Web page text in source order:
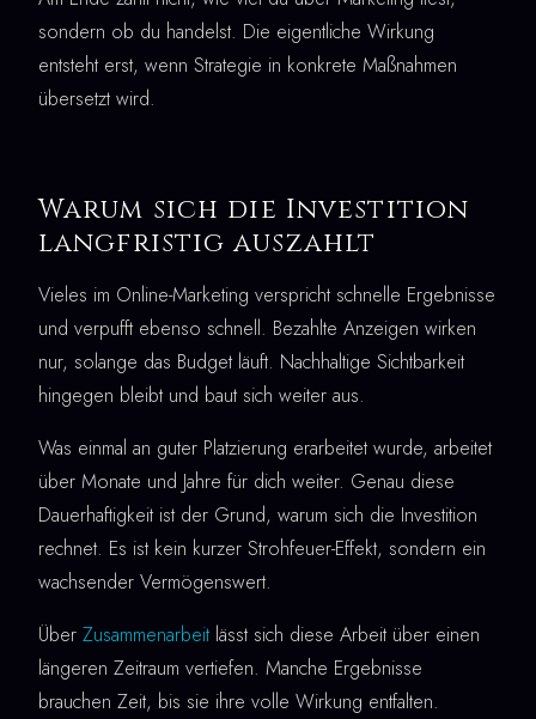
sondern ob du handelst. Die eigentliche Wirkung
entsteht erst, wenn Strategie in konkrete Maßnahmen
übersetzt wird.
Warum sich die Investition
langfristig auszahlt
Vieles im Online-Marketing verspricht schnelle Ergebnisse
und verpufft ebenso schnell. Bezahlte Anzeigen wirken
nur, solange das Budget läuft. Nachhaltige Sichtbarkeit
hingegen bleibt und baut sich weiter aus.
Was einmal an guter Platzierung erarbeitet wurde, arbeitet
über Monate und Jahre für dich weiter. Genau diese
Dauerhaftigkeit ist der Grund, warum sich die Investition
rechnet. Es ist kein kurzer Strohfeuer-Effekt, sondern ein
wachsender Vermögenswert.
Über Zusammenarbeit lässt sich diese Arbeit über einen
längeren Zeitraum vertiefen. Manche Ergebnisse
brauchen Zeit, bis sie ihre volle Wirkung entfalten.